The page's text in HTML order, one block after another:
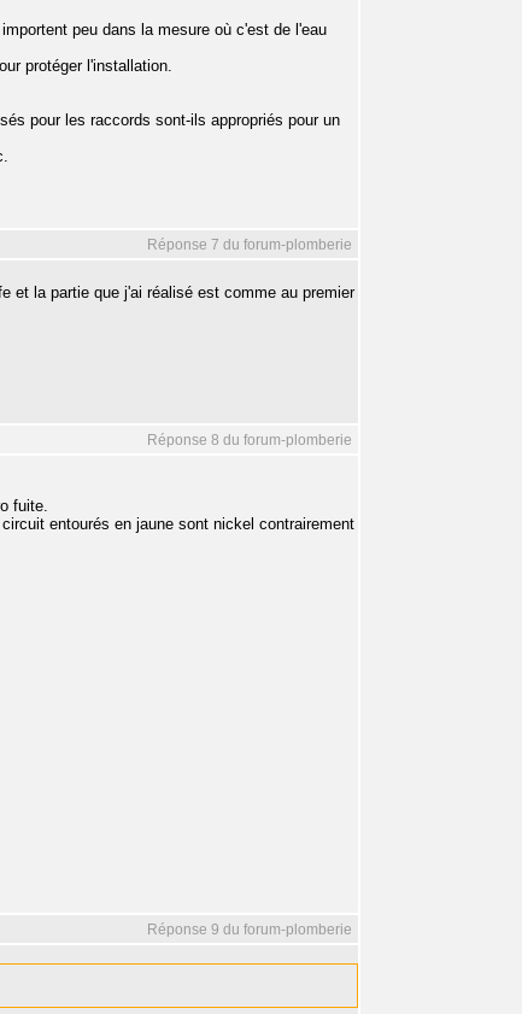
peu dans la mesure où c'est de l'eau
protéger l'installation.
pour les raccords sont-ils appropriés pour un
Réponse 7 du forum-plomberie
et la partie que j'ai réalisé est comme au premier
Réponse 8 du forum-plomberie
fuite.
entourés en jaune sont nickel contrairement
Réponse 9 du forum-plomberie